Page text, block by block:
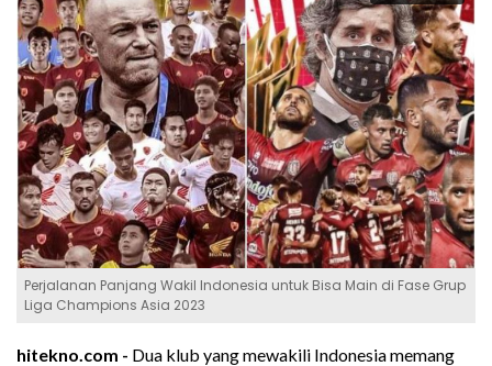
Perjalanan Panjang Wakil Indonesia untuk Bisa Main di Fase Grup
Liga Champions Asia 2023
hitekno.com - Dua klub yang mewakili Indonesia memang